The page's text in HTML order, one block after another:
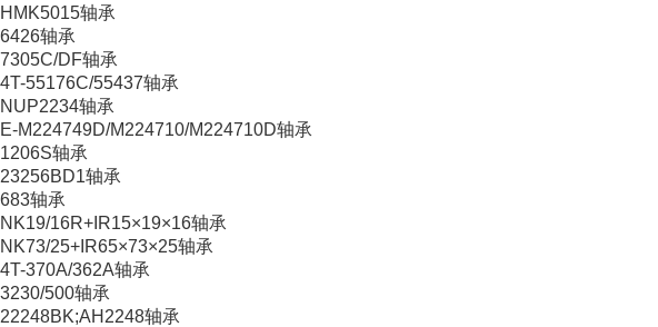
HMK5015轴承
6426轴承
7305C/DF轴承
4T-55176C/55437轴承
NUP2234轴承
E-M224749D/M224710/M224710D轴承
1206S轴承
23256BD1轴承
683轴承
NK19/16R+IR15×19×16轴承
NK73/25+IR65×73×25轴承
4T-370A/362A轴承
3230/500轴承
22248BK;AH2248轴承